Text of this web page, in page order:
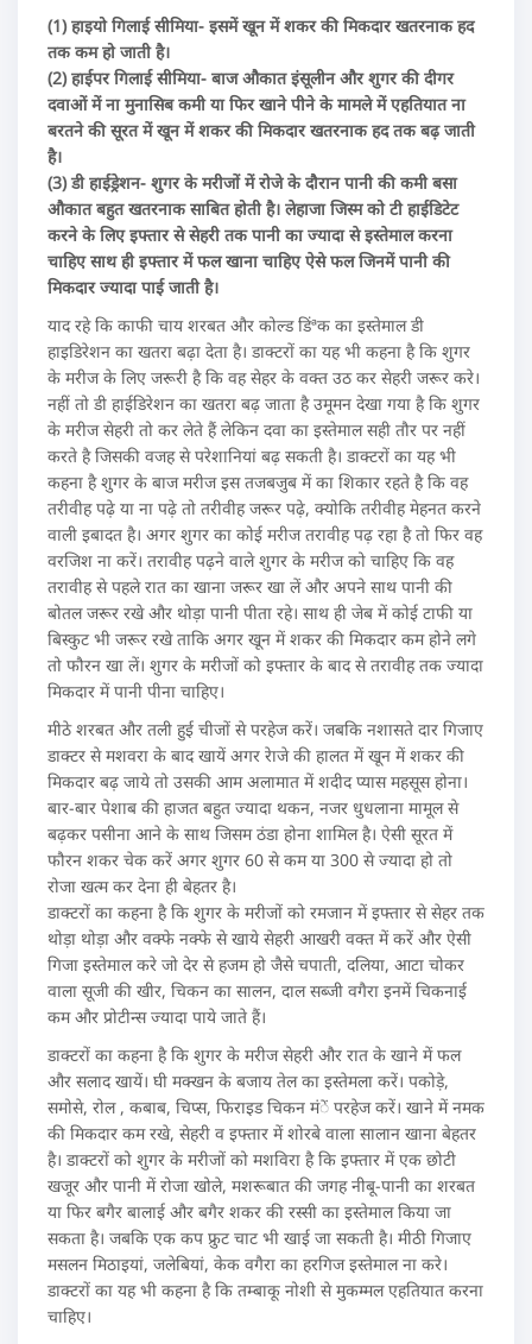
(1) हाइयो गिलाई सीमिया- इसमें खून में शकर की मिकदार खतरनाक हद
तक कम हो जाती है।
(2) हाईपर गिलाई सीमिया- बाज औकात इंसूलीन और शुगर की दीगर
दवाओं में ना मुनासिब कमी या फिर खाने पीने के मामले में एहतियात ना
बरतने की सूरत में खून में शकर की मिकदार खतरनाक हद तक बढ़ जाती
है।
(3) डी हाईड्रेशन- शुगर के मरीजों में रोजे के दौरान पानी की कमी बसा
औकात बहुत खतरनाक साबित होती है। लेहाजा जिस्म को टी हाईडिटेट
करने के लिए इफ्तार से सेहरी तक पानी का ज्यादा से इस्तेमाल करना
चाहिए साथ ही इफ्तार में फल खाना चाहिए ऐसे फल जिनमें पानी की
मिकदार ज्यादा पाई जाती है।
याद रहे कि काफी चाय शरबत और कोल्ड डिंªक का इस्तेमाल डी
हाइडिरेशन का खतरा बढ़ा देता है। डाक्टरों का यह भी कहना है कि शुगर
के मरीज के लिए जरूरी है कि वह सेहर के वक्त उठ कर सेहरी जरूर करे।
नहीं तो डी हाईडिरेशन का खतरा बढ़ जाता है उमूमन देखा गया है कि शुगर
के मरीज सेहरी तो कर लेते हैं लेकिन दवा का इस्तेमाल सही तौर पर नहीं
करते है जिसकी वजह से परेशानियां बढ़ सकती है। डाक्टरों का यह भी
कहना है शुगर के बाज मरीज इस तजबजुब में का शिकार रहते है कि वह
तरीवीह पढ़े या ना पढ़े तो तरीवीह जरूर पढ़े, क्योकि तरीवीह मेहनत करने
वाली इबादत है। अगर शुगर का कोई मरीज तरावीह पढ़ रहा है तो फिर वह
वरजिश ना करें। तरावीह पढ़ने वाले शुगर के मरीज को चाहिए कि वह
तरावीह से पहले रात का खाना जरूर खा लें और अपने साथ पानी की
बोतल जरूर रखे और थोड़ा पानी पीता रहे। साथ ही जेब में कोई टाफी या
बिस्कुट भी जरूर रखे ताकि अगर खून में शकर की मिकदार कम होने लगे
तो फौरन खा लें। शुगर के मरीजों को इफ्तार के बाद से तरावीह तक ज्यादा
मिकदार में पानी पीना चाहिए।
मीठे शरबत और तली हुई चीजों से परहेज करें। जबकि नशासते दार गिजाए
डाक्टर से मशवरा के बाद खायें अगर रेाजे की हालत में खून में शकर की
मिकदार बढ़ जाये तो उसकी आम अलामात में शदीद प्यास महसूस होना।
बार-बार पेशाब की हाजत बहुत ज्यादा थकन, नजर धुधलाना मामूल से
बढ़कर पसीना आने के साथ जिसम ठंडा होना शामिल है। ऐसी सूरत में
फौरन शकर चेक करें अगर शुगर 60 से कम या 300 से ज्यादा हो तो
रोजा खत्म कर देना ही बेहतर है।
डाक्टरों का कहना है कि शुगर के मरीजों को रमजान में इफ्तार से सेहर तक
थोड़ा थोड़ा और वक्फे नक्फे से खाये सेहरी आखरी वक्त में करें और ऐसी
गिजा इस्तेमाल करे जो देर से हजम हो जैसे चपाती, दलिया, आटा चोकर
वाला सूजी की खीर, चिकन का सालन, दाल सब्जी वगैरा इनमें चिकनाई
कम और प्रोटीन्स ज्यादा पाये जाते हैं।
डाक्टरों का कहना है कि शुगर के मरीज सेहरी और रात के खाने में फल
और सलाद खायें। घी मक्खन के बजाय तेल का इस्तेमला करें। पकोड़े,
समोसे, रोल , कबाब, चिप्स, फिराइड चिकन मंें परहेज करें। खाने में नमक
की मिकदार कम रखे, सेहरी व इफ्तार में शोरबे वाला सालान खाना बेहतर
है। डाक्टरों को शुगर के मरीजों को मशविरा है कि इफ्तार में एक छोटी
खजूर और पानी में रोजा खोले, मशरूबात की जगह नीबू-पानी का शरबत
या फिर बगैर बालाई और बगैर शकर की रस्सी का इस्तेमाल किया जा
सकता है। जबकि एक कप फ्रुट चाट भी खाई जा सकती है। मीठी गिजाए
मसलन मिठाइयां, जलेबियां, केक वगैरा का हरगिज इस्तेमाल ना करे।
डाक्टरों का यह भी कहना है कि तम्बाकू नोशी से मुकम्मल एहतियात करना
चाहिए।